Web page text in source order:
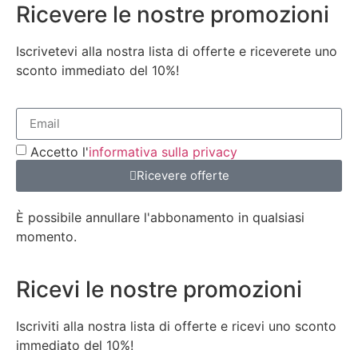
Ricevere le nostre promozioni
Iscrivetevi alla nostra lista di offerte e riceverete uno
sconto immediato del 10%!
Accetto l'informativa sulla privacy
Ricevere offerte
È possibile annullare l'abbonamento in qualsiasi
momento.
Ricevi le nostre promozioni
Iscriviti alla nostra lista di offerte e ricevi uno sconto
immediato del 10%!